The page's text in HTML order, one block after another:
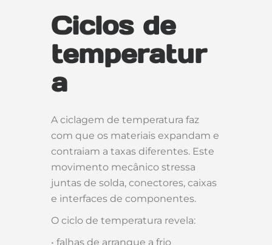
Ciclos de
temperatur
a
A ciclagem de temperatura faz
com que os materiais expandam e
contraiam a taxas diferentes. Este
movimento mecânico stressa
juntas de solda, conectores, caixas
e interfaces de componentes.
O ciclo de temperatura revela:
• falhas de arranque a frio